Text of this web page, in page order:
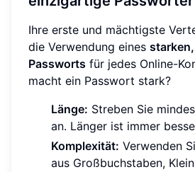
Ihre erste und mächtigste
die Verwendung eines
Passworts für jedes Online-
macht ein Passwort stark?
Länge: Streben Sie
an. Länger ist immer
Komplexität: Verwenden
aus Großbuchstaben,